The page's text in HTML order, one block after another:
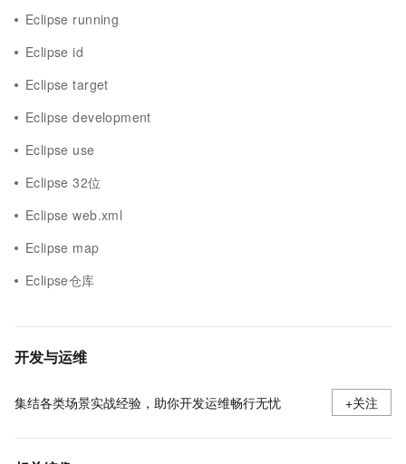
Eclipse running
Eclipse id
Eclipse target
Eclipse development
Eclipse use
Eclipse 32位
Eclipse web.xml
Eclipse map
Eclipse仓库
开发与运维
集结各类场景实战经验，助你开发运维畅行无忧 +关注